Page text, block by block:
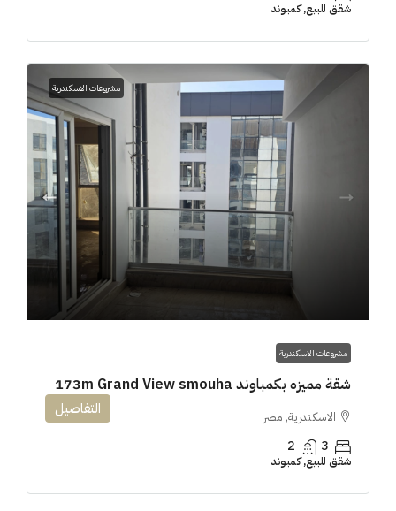
شقق للبيع, كمبوند
مشروعات الاسكندرية
مشروعات الاسكندرية
شقة مميزه بكمباوند 173m Grand View smouha
الاسكندرية, مصر
3
2
شقق للبيع, كمبوند
التفاصيل